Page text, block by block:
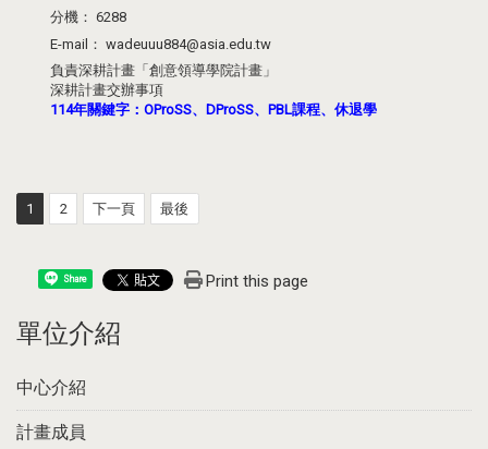
分機： 6288
E-mail： wadeuuu884@asia.edu.tw
負責深耕計畫「創意領導學院計畫」
深耕計畫交辦事項
114年關鍵字：OProSS、DProSS、PBL課程、休退學
1 2 下一頁 最後
Share Print this page
單位介紹
中心介紹
計畫成員